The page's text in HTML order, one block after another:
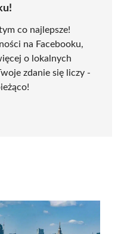
co najlepsze!
na Facebooku,
o lokalnych
zdanie się liczy -